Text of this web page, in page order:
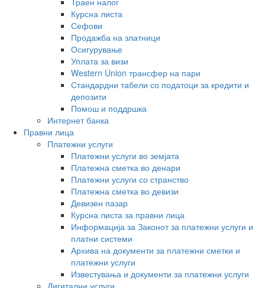
Курсна листа
Сефови
Продажба на златници
Осигурување
Уплата за визи
Western Union трансфер на пари
Стандардни табели со податоци за кредити и
депозити
Помош и поддршка
Интернет банка
Правни лица
Платежни услуги
Платежни услуги во земјата
Платежна сметка во денари
Платежни услуги со странство
Платежна сметка во девизи
Девизен пазар
Курсна листа за правни лица
Информација за Законот за платежни услуги и
платни системи
Архива на документи за платежни сметки и
платежни услуги
Известувања и документи за платежни услуги
Дигитални услуги